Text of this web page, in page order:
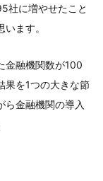
社に増やせたこと
ます。
金融機関数が100
果を1つの大きな節
ら金融機関の導入